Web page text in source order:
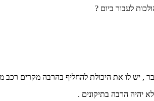
לעבור ביום ?
דבר , יש לו את היכולת להחליף בהרבה מקרים
יהיה הרבה בתיקונים .